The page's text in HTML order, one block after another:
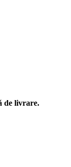
de livrare.